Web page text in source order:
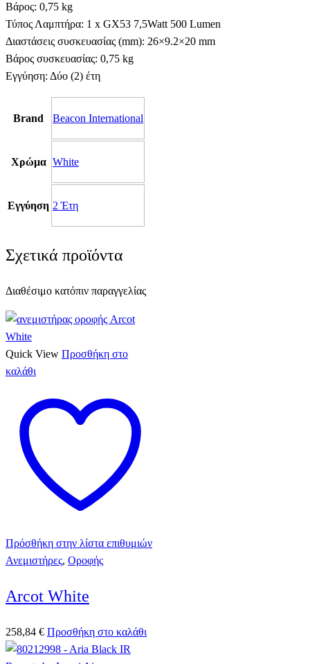
Βάρος: 0,75 kg
Τύπος Λαμπτήρα: 1 x GX53 7,5Watt 500 Lumen
Διαστάσεις συσκευασίας (mm): 26×9.2×20 mm
Βάρος συσκευασίας: 0,75 kg
Εγγύηση: Δύο (2) έτη
Brand Beacon International
Χρώμα White
Εγγύηση 2 Έτη
Σχετικά προϊόντα
Διαθέσιμο κατόπιν παραγγελίας
Quick View Προσθήκη στο
καλάθι
Πρόσθήκη στην λίστα επιθυμιών
Ανεμιστήρες, Οροφής
Arcot White
258,84 € Προσθήκη στο καλάθι